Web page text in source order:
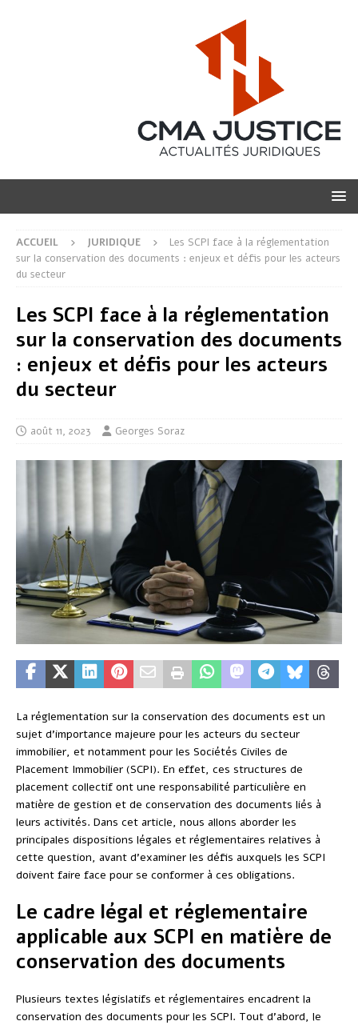
ACCUEIL JURIDIQUE
Les SCPI face à la réglementation
sur la conservation des documents : enjeux et défis pour les acteurs
du secteur
Les SCPI face à la réglementation
sur la conservation des documents
: enjeux et défis pour les acteurs
du secteur
août 11, 2023 Georges Soraz
La réglementation sur la conservation des documents est un
sujet d’importance majeure pour les acteurs du secteur
immobilier, et notamment pour les Sociétés Civiles de
Placement Immobilier (SCPI). En effet, ces structures de
placement collectif ont une responsabilité particulière en
matière de gestion et de conservation des documents liés à
leurs activités. Dans cet article, nous allons aborder les
principales dispositions légales et réglementaires relatives à
cette question, avant d’examiner les défis auxquels les SCPI
doivent faire face pour se conformer à ces obligations.
Le cadre légal et réglementaire
applicable aux SCPI en matière de
conservation des documents
Plusieurs textes législatifs et réglementaires encadrent la
conservation des documents pour les SCPI. Tout d’abord, le